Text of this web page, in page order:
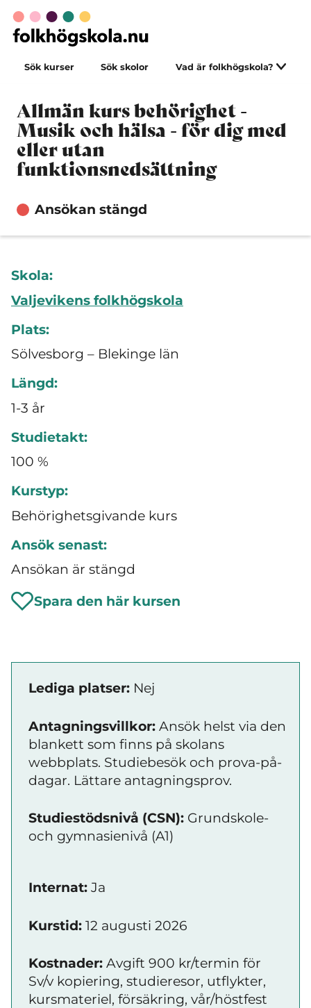
Sök kurser Sök skolor Vad är folkhögskola?
Allmän kurs behörighet -
Musik och hälsa - för dig med
eller utan
funktionsnedsättning
Ansökan stängd
Skola:
Valjevikens folkhögskola
Plats:
Sölvesborg – Blekinge län
Längd:
1-3 år
Studietakt:
100 %
Kurstyp:
Behörighetsgivande kurs
Ansök senast:
Ansökan är stängd
Spara den här kursen
Lediga platser: Nej
Antagningsvillkor: Ansök helst via den
blankett som finns på skolans
webbplats. Studiebesök och prova-på-
dagar. Lättare antagningsprov.
Studiestödsnivå (CSN): Grundskole-
och gymnasienivå (A1)
Internat: Ja
Kurstid: 12 augusti 2026
Kostnader: Avgift 900 kr/termin för
Sv/v kopiering, studieresor, utflykter,
kursmateriel, försäkring, vår/höstfest